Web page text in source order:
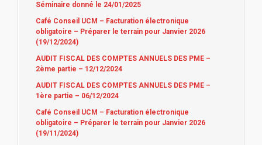
Séminaire donné le 24/01/2025
Café Conseil UCM – Facturation électronique
obligatoire – Préparer le terrain pour Janvier 2026
(19/12/2024)
AUDIT FISCAL DES COMPTES ANNUELS DES PME –
2ème partie – 12/12/2024
AUDIT FISCAL DES COMPTES ANNUELS DES PME –
1ère partie – 06/12/2024
Café Conseil UCM – Facturation électronique
obligatoire – Préparer le terrain pour Janvier 2026
(19/11/2024)